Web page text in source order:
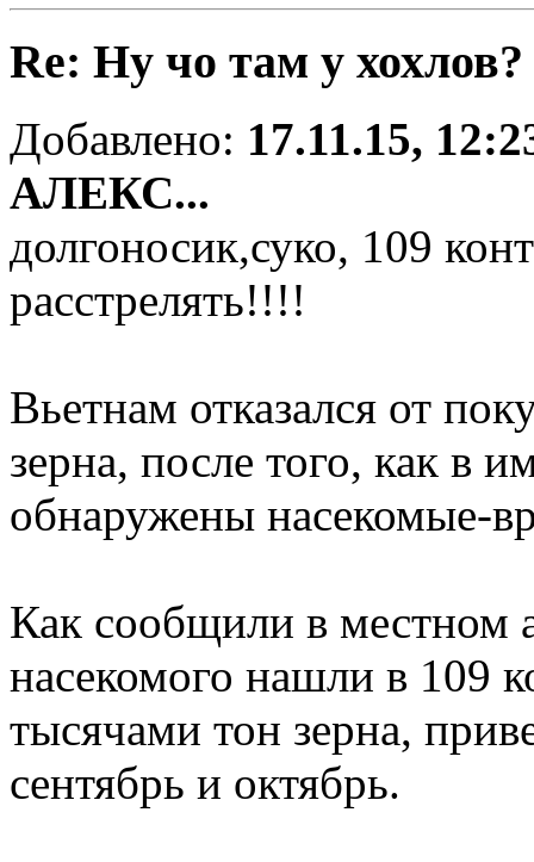
Re: Ну чо там у хохлов?
Добавлено: 17.11.15,
АЛЕКС...
долгоносик,суко, 109
расстрелять!!!!
Вьетнам отказался от
зерна, после того, как в
обнаружены насекомые-
Как сообщили в местном
насекомого нашли в 109
тысячами тон зерна,
сентябрь и октябрь.